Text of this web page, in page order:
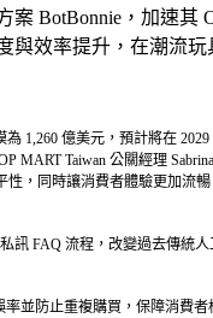
案 BotBonnie，加速其
與效率提升，在潮流玩
1,260 億美元，預計將在
Taiwan 公關經理
，同時讓消費者體驗更加流
訊 FAQ 流程，改變過去傳統
並防止重複購買，保障消費